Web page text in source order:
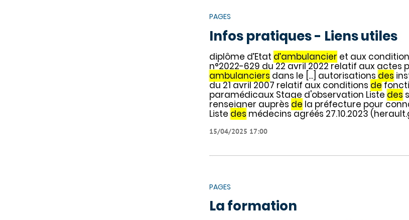
PAGES
Infos pratiques - Liens utiles
diplôme d’Etat d’ambulancier et aux
n°2022-629 du 22 avril 2022 relatif aux
ambulanciers dans le [...] autorisations des
du 21 avril 2007 relatif aux conditions de
paramédicaux Stage d'observation Liste des
renseigner auprès de la préfecture pour
Liste des médecins agréés 27.10.2023
15/04/2025 17:00
PAGES
La formation